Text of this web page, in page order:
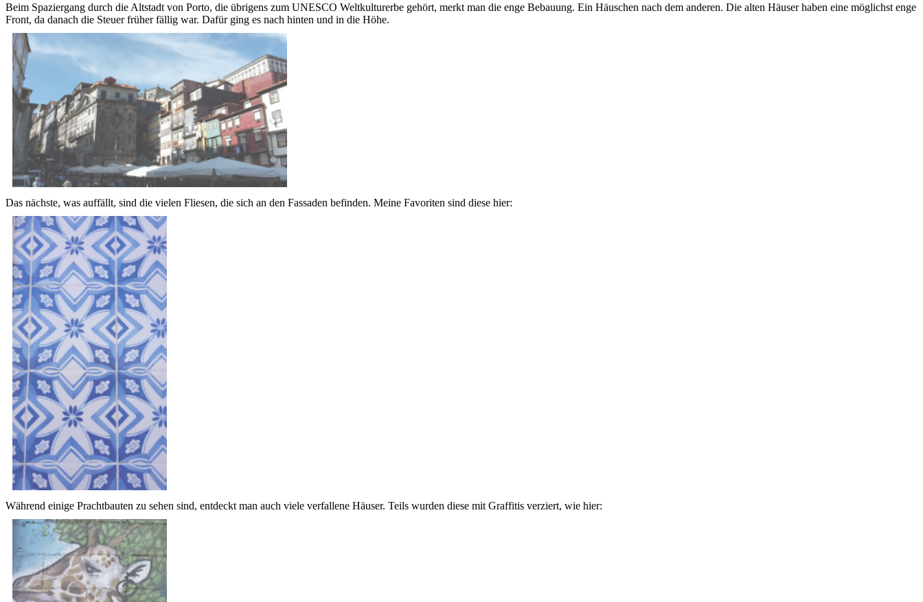
Beim Spaziergang durch die Altstadt von Porto, die übrigens zum UNESCO Weltkulturerbe gehört, merkt man die enge Bebauung. Ein Häuschen nach dem anderen. Die alten Häuser haben eine möglichst enge
Front, da danach die Steuer früher fällig war. Dafür ging es nach hinten und in die Höhe.
Das nächste, was auffällt, sind die vielen Fliesen, die sich an den Fassaden befinden. Meine Favoriten sind diese hier:
Während einige Prachtbauten zu sehen sind, entdeckt man auch viele verfallene Häuser. Teils wurden diese mit Graffitis verziert, wie hier: